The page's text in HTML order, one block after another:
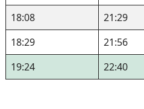
18:08
21:29
18:29
21:56
19:24
22:40